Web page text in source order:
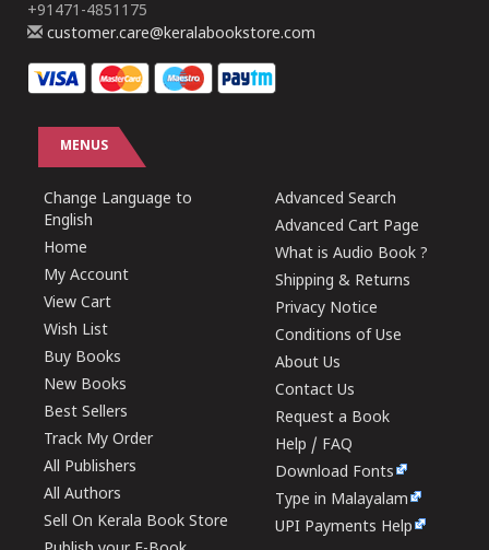
+91471-4851175
customer.care@keralabookstore.com
MENUS
Change Language to
English
Home
My Account
View Cart
Wish List
Buy Books
New Books
Best Sellers
Track My Order
All Publishers
All Authors
Sell On Kerala Book Store
Advanced Search
Advanced Cart Page
What is Audio Book ?
Shipping & Returns
Privacy Notice
Conditions of Use
About Us
Contact Us
Request a Book
Help / FAQ
Download Fonts
Type in Malayalam
UPI Payments Help